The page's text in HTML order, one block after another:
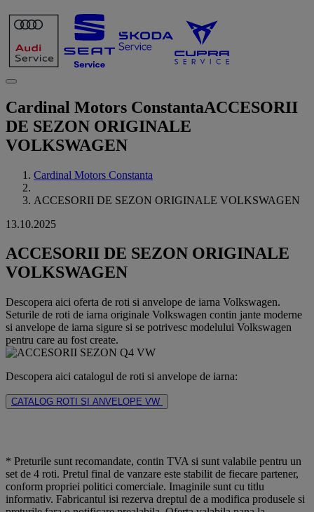
Cardinal Motors ConstantaACCESORII
DE SEZON ORIGINALE
VOLKSWAGEN
Cardinal Motors Constanta
ACCESORII DE SEZON ORIGINALE VOLKSWAGEN
13.10.2025
ACCESORII DE SEZON ORIGINALE
VOLKSWAGEN
Descopera aici oferta de roti si anvelope de iarna Volkswagen.
Seturile de roti de iarna originale Volkswagen contin jante moderne
si anvelope de iarna sigure si se potrivesc modelului Volkswagen
pentru care au fost create.
Descopera aici catalogul de roti si anvelope de iarna:
CATALOG ROTI SI ANVELOPE VW
* Preturile sunt recomandate, contin TVA si sunt valabile pentru un
set de 4 roti. Pretul final de vanzare este stabilit de fiecare partener,
conform propriei politici comerciale. Imaginile sunt cu titlu
informativ. Fabricantul isi rezerva dreptul de a modifica produsele si